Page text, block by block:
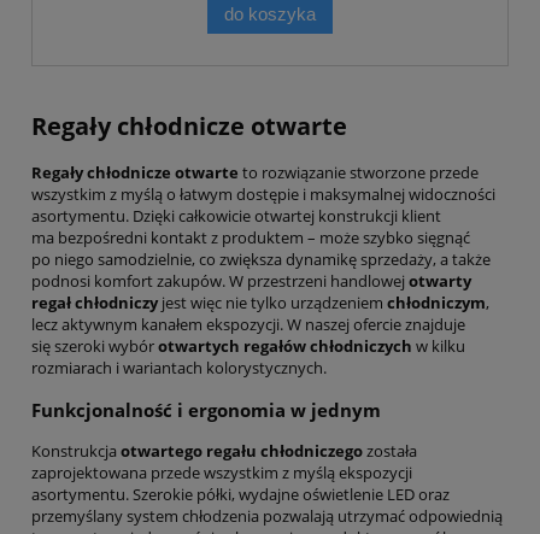
do koszyka
Regały chłodnicze otwarte
Regały chłodnicze otwarte to rozwiązanie stworzone przede
wszystkim z myślą o łatwym dostępie i maksymalnej widoczności
asortymentu. Dzięki całkowicie otwartej konstrukcji klient
ma bezpośredni kontakt z produktem – może szybko sięgnąć
po niego samodzielnie, co zwiększa dynamikę sprzedaży, a także
podnosi komfort zakupów. W przestrzeni handlowej otwarty
regał chłodniczyjest więc nie tylko urządzeniem chłodniczym,
lecz aktywnym kanałem ekspozycji. W naszej ofercie znajduje
się szeroki wybórotwartych regałów chłodniczych w kilku
rozmiarach i wariantach kolorystycznych.
Funkcjonalność i ergonomia w jednym
Konstrukcja otwartego regału chłodniczegozostała
zaprojektowana przede wszystkim z myślą ekspozycji
asortymentu. Szerokie półki, wydajne oświetlenie LED oraz
przemyślany system chłodzenia pozwalają utrzymać odpowiednią